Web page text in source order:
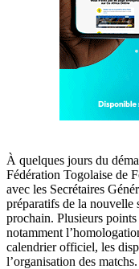
À quelques jours du
Fédération Togolaise de
avec les Secrétaires
préparatifs de la nouvelle
prochain. Plusieurs
notamment
calendrier officiel, les
l’organisation des matchs.